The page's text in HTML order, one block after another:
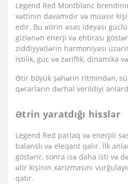
Legend Red Montblanc
xəttinin davamıdır və müasir
edir. Bu ətirin əsas ideyası
gizlənən enerji və ehtirası
ziddiyyətlərin harmoniyası
istilik, güc və zəriflik, dinamika
Ətir böyük şəhərin ritmindən,
qərarların dərhal verildiyi
Ətrin yaratdığı hisslər
Legend Red parlaq və enerjili
balanslı və eleqant qalır. İlk
göstərir, sonra isə daha isti və
ətir kişinin xarizmasını
qatır.